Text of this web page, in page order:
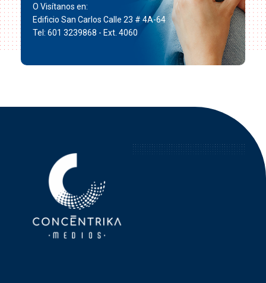
O Visítanos en:
Edificio San Carlos Calle 23 # 4A-64
Tel: 601 3239868 - Ext. 4060